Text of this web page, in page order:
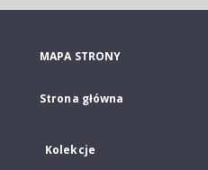
MAPA STRONY
Strona główna
Kolekcje